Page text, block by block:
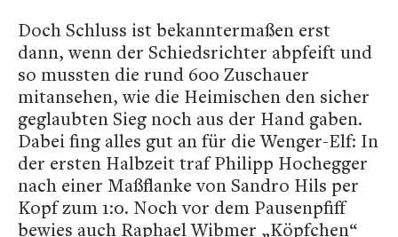
Doch Schluss ist bekanntermaßen erst
dann, wenn der Schiedsrichter abpfeift und
so mussten die rund 600 Zuschauer
mitansehen, wie die Heimischen den sicher
geglaubten Sieg noch aus der Hand gaben.
Dabei fing alles gut an für die Wenger-Elf: In
der ersten Halbzeit traf Philipp Hochegger
nach einer Maßflanke von Sandro Hils per
Kopf zum 1:0. Noch vor dem Pausenpfiff
bewies auch Raphael Wibmer „Köpfchen“